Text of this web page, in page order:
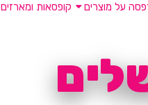
על מוצרים קופסאות ומארזים